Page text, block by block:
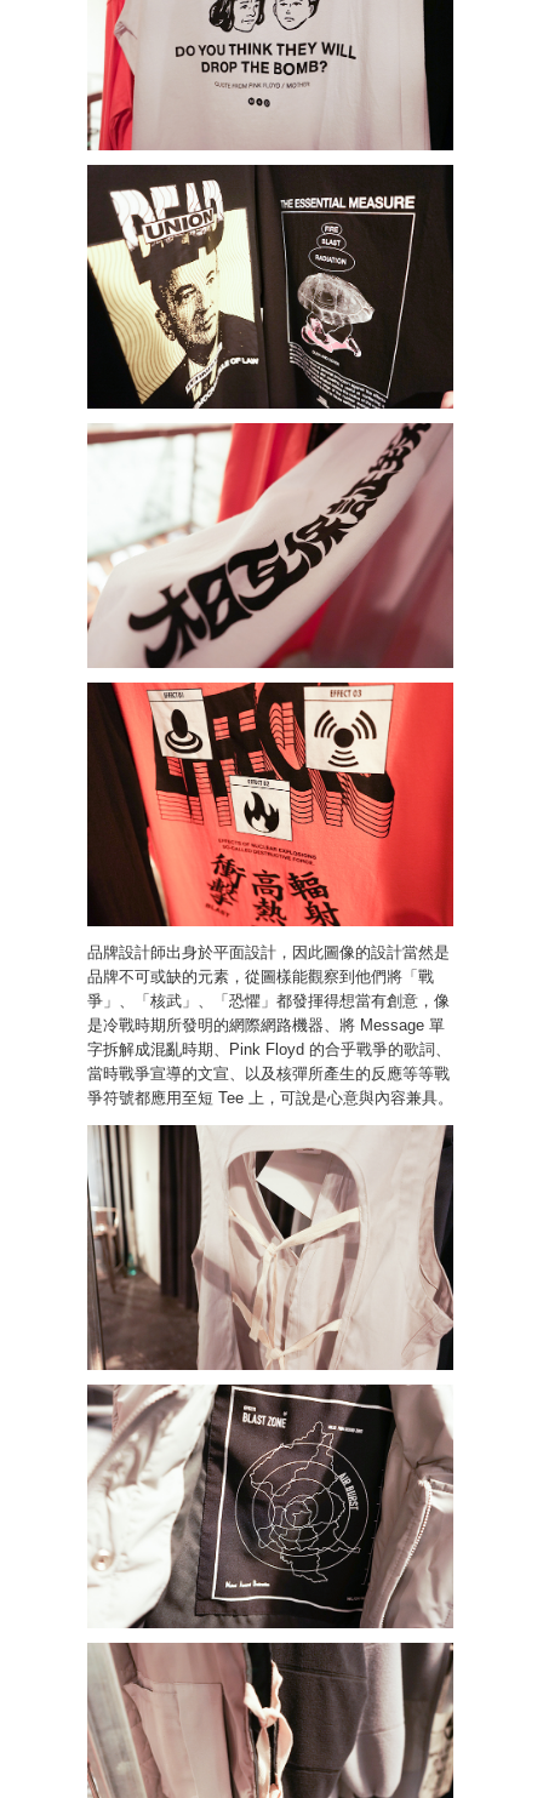
品牌設計師出身於平面設計，因此圖像的設計當然是
品牌不可或缺的元素，從圖樣能觀察到他們將「戰
爭」、「核武」、「恐懼」都發揮得想當有創意，像
是冷戰時期所發明的網際網路機器、將 Message 單
字拆解成混亂時期、Pink Floyd 的合乎戰爭的歌詞、
當時戰爭宣導的文宣、以及核彈所產生的反應等等戰
爭符號都應用至短 Tee 上，可說是心意與內容兼具。